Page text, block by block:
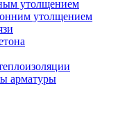
утолщением
утолщением
арматуры